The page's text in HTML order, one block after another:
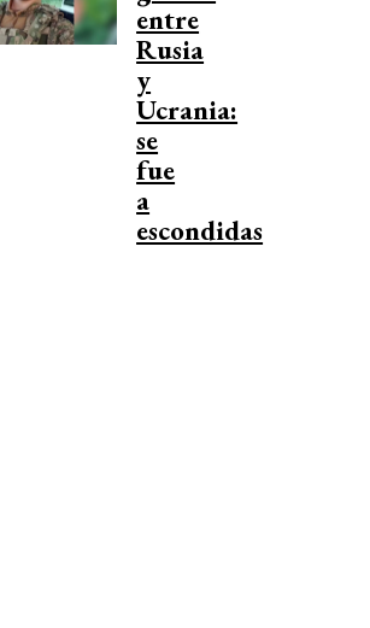
entre
Rusia
y
Ucrania:
se
fue
a
escondidas